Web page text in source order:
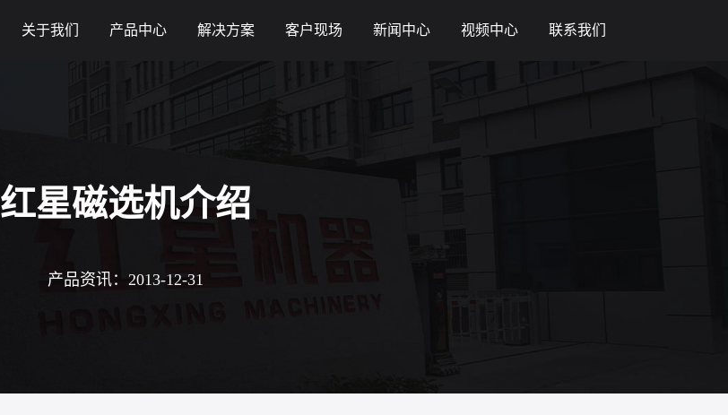
关于我们 产品中心 解决方案 客户现场 新闻中心 视频中心 联系我们
红星磁选机介绍
产品资讯：2013-12-31